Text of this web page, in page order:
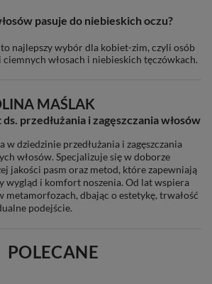
pasuje do niebieskich oczu?
najlepszy wybór dla kobiet-zim, czyli osób
ciemnych włosach i niebieskich tęczówkach.
MAŚLAK
przedłużania i zagęszczania włosów
w dziedzinie przedłużania i zagęszczania
włosów. Specjalizuje się w doborze
jakości pasm oraz metod, które zapewniają
wygląd i komfort noszenia. Od lat wspiera
metamorfozach, dbając o estetykę, trwałość
podejście.
POLECANE